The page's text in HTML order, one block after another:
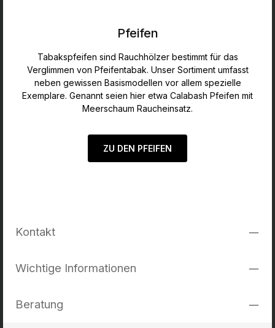
Pfeifen
Tabakspfeifen sind Rauchhölzer bestimmt für das
Verglimmen von Pfeifentabak. Unser Sortiment umfasst
neben gewissen Basismodellen vor allem spezielle
Exemplare. Genannt seien hier etwa Calabash Pfeifen mit
Meerschaum Raucheinsatz.
ZU DEN PFEIFEN
Kontakt
Wichtige Informationen
Beratung